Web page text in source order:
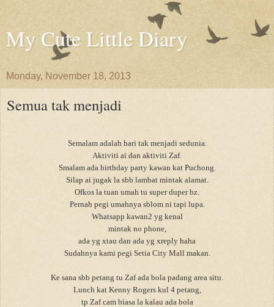
My Cute Little Diary
Monday, November 18, 2013
Semua tak menjadi
Semalam adalah hari tak menjadi sedunia.
Aktiviti ai dan aktiviti Zaf.
Smalam ada birthday party kawan kat Puchong.
Silap ai jugak la sbb lambat mintak alamat.
Ofkos la tuan umah tu super duper bz.
Pernah pegi umahnya sblom ni tapi lupa.
Whatsapp kawan2 yg kenal
mintak no phone,
ada yg xtau dan ada yg xreply haha
Sudahnya kami pegi Setia City Mall makan.
Ke sana sbb petang tu Zaf ada bola padang area situ.
Lunch kat Kenny Rogers kul 4 petang,
tp Zaf cam biasa la kalau ada bola